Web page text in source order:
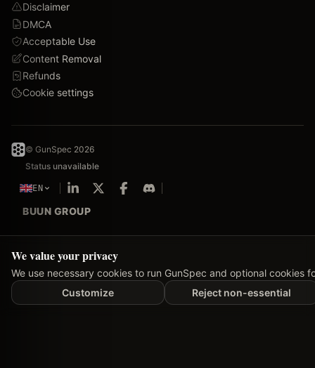
Disclaimer
DMCA
Acceptable Use
Content Removal
Refunds
Cookie settings
© GunSpec 2026
Status unavailable
EN
BUUN GROUP
We value your privacy
We use necessary cookies to run GunSpec and optional cookies
Customize
Reject non-essential